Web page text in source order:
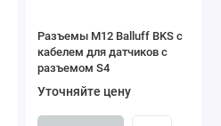
Разъемы M12 Balluff BKS с
кабелем для датчиков с
разъемом S4
Уточняйте цену